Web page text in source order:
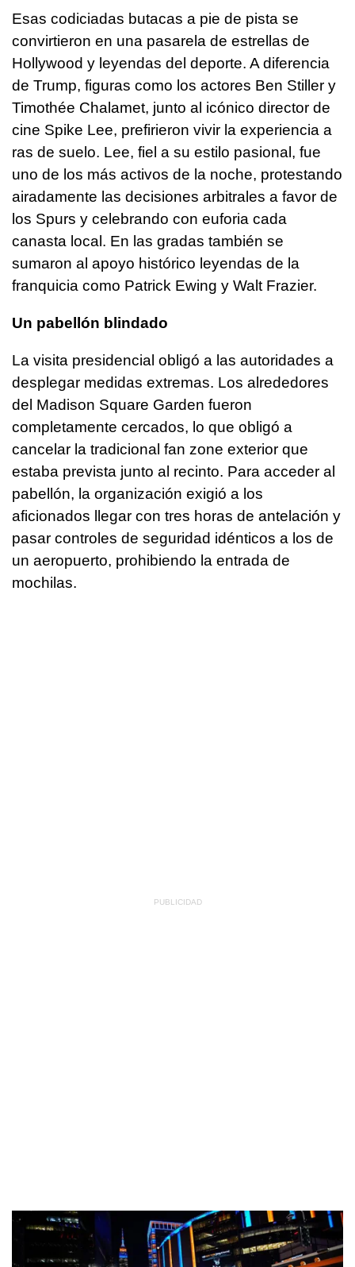
Esas codiciadas butacas a pie de pista se
convirtieron en una pasarela de estrellas de
Hollywood y leyendas del deporte. A diferencia
de Trump, figuras como los actores Ben Stiller y
Timothée Chalamet, junto al icónico director de
cine Spike Lee, prefirieron vivir la experiencia a
ras de suelo. Lee, fiel a su estilo pasional, fue
uno de los más activos de la noche, protestando
airadamente las decisiones arbitrales a favor de
los Spurs y celebrando con euforia cada
canasta local. En las gradas también se
sumaron al apoyo histórico leyendas de la
franquicia como Patrick Ewing y Walt Frazier.
Un pabellón blindado
La visita presidencial obligó a las autoridades a
desplegar medidas extremas. Los alrededores
del Madison Square Garden fueron
completamente cercados, lo que obligó a
cancelar la tradicional fan zone exterior que
estaba prevista junto al recinto. Para acceder al
pabellón, la organización exigió a los
aficionados llegar con tres horas de antelación y
pasar controles de seguridad idénticos a los de
un aeropuerto, prohibiendo la entrada de
mochilas.